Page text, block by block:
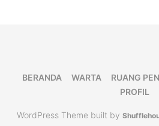
BERANDA WARTA RUANG
PROFIL
WordPress Theme built by